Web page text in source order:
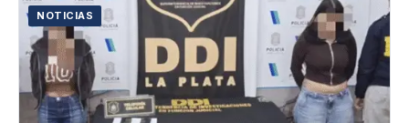
NOTICIAS